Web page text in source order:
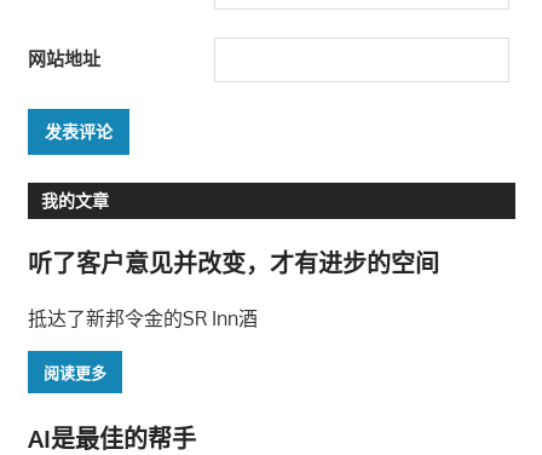
网站地址
我的文章
听了客户意见并改变，才有进步的空间
抵达了新邦令金的SR Inn酒
阅读更多
AI是最佳的帮手